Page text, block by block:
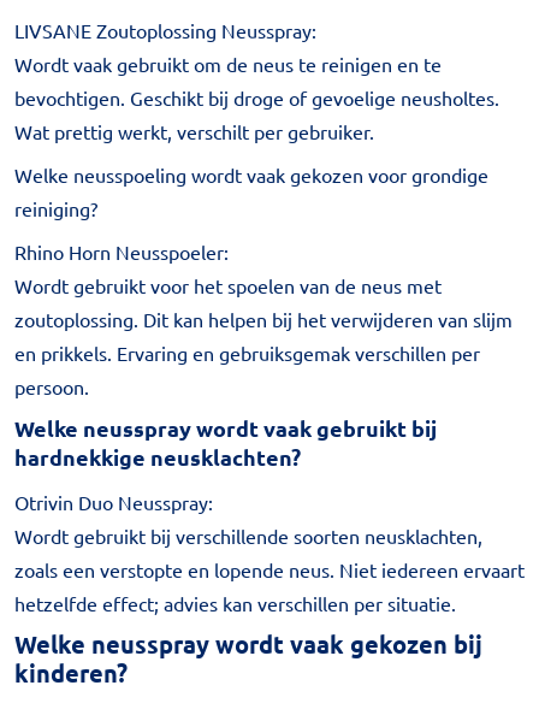
LIVSANE Zoutoplossing Neusspray:
Wordt vaak gebruikt om de neus te reinigen en te
bevochtigen. Geschikt bij droge of gevoelige neusholtes.
Wat prettig werkt, verschilt per gebruiker.
Welke neusspoeling wordt vaak gekozen voor grondige
reiniging?
Rhino Horn Neusspoeler:
Wordt gebruikt voor het spoelen van de neus met
zoutoplossing. Dit kan helpen bij het verwijderen van slijm
en prikkels. Ervaring en gebruiksgemak verschillen per
persoon.
Welke neusspray wordt vaak gebruikt bij
hardnekkige neusklachten?
Otrivin Duo Neusspray:
Wordt gebruikt bij verschillende soorten neusklachten,
zoals een verstopte en lopende neus. Niet iedereen ervaart
hetzelfde effect; advies kan verschillen per situatie.
Welke neusspray wordt vaak gekozen bij
kinderen?